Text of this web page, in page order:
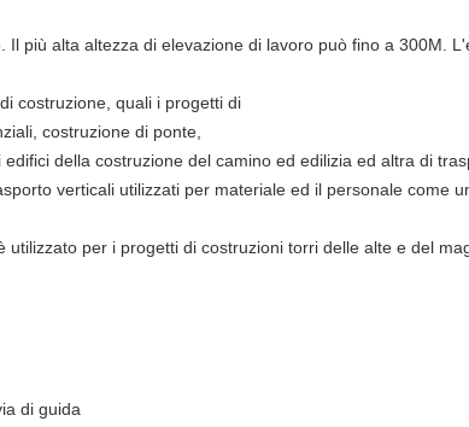
Il più alta altezza di elevazione di lavoro può fino a 300M.
costruzione, quali i progetti di
costruzione di ponte,
della costruzione del camino ed edilizia ed altra di
verticali utilizzati per materiale ed il personale come
utilizzato per i progetti di costruzioni torri delle alte e del
di guida